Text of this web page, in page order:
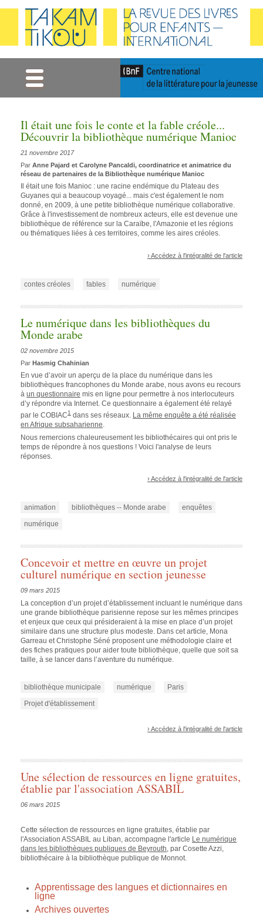
Il était une fois le conte et la fable créole...
Découvrir la bibliothèque numérique Manioc
21 novembre 2017
Par Anne Pajard et Carolyne Pancaldi, coordinatrice et animatrice du
réseau de partenaires de la Bibliothèque numérique Manioc
Il était une fois Manioc : une racine endémique du Plateau des
Guyanes qui a beaucoup voyagé... mais c'est également le nom
donné, en 2009, à une petite bibliothèque numérique collaborative.
Grâce à l'investissement de nombreux acteurs, elle est devenue une
bibliothèque de référence sur la Caraïbe, l'Amazonie et les régions
ou thématiques liées à ces territoires, comme les aires créoles.
› Accédez à l'intégralité de l'article
contes créoles fables numérique
Le numérique dans les bibliothèques du
Monde arabe
02 novembre 2015
Par Hasmig Chahinian
En vue d’avoir un aperçu de la place du numérique dans les
bibliothèques francophones du Monde arabe, nous avons eu recours
à un questionnaire mis en ligne pour permettre à nos interlocuteurs
d’y répondre via Internet. Ce questionnaire a également été relayé
par le COBIAC1 dans ses réseaux. La même enquête a été réalisée
en Afrique subsaharienne.
Nous remercions chaleureusement les bibliothécaires qui ont pris le
temps de répondre à nos questions ! Voici l'analyse de leurs
réponses.
› Accédez à l'intégralité de l'article
animation bibliothèques -- Monde arabe
enquêtes
numérique
Concevoir et mettre en œuvre un projet
culturel numérique en section jeunesse
09 mars 2015
La conception d’un projet d’établissement incluant le numérique dans
une grande bibliothèque parisienne repose sur les mêmes principes
et enjeux que ceux qui présideraient à la mise en place d’un projet
similaire dans une structure plus modeste. Dans cet article, Mona
Garreau et Christophe Séné proposent une méthodologie claire et
des fiches pratiques pour aider toute bibliothèque, quelle que soit sa
taille, à se lancer dans l’aventure du numérique.
bibliothèque municipale numérique
Paris
Projet d'établissement
› Accédez à l'intégralité de l'article
Une sélection de ressources en ligne gratuites,
établie par l'association ASSABIL
06 mars 2015
Cette sélection de ressources en ligne gratuites, établie par
l'Association ASSABIL au Liban, accompagne l'article Le numérique
dans les bibliothèques publiques de Beyrouth, par Cosette Azzi,
bibliothécaire à la bibliothèque publique de Monnot.
Apprentissage des langues et dictionnaires en
ligne
Archives ouvertes